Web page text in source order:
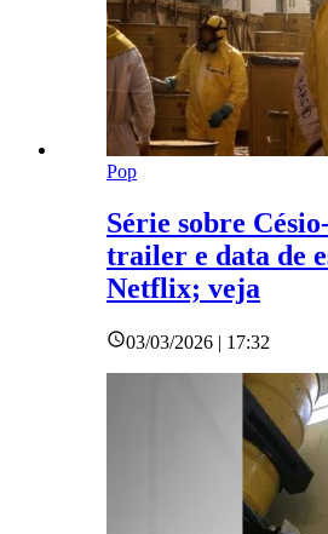
Pop
Série sobre
trailer e data de
Netflix; veja
03/03/2026 | 17:32